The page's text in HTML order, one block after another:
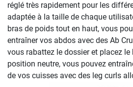
réglé très rapidement pour les
adaptée à la taille de chaque
bras de poids tout en haut, vous
entraîner vos abdos avec des Ab
vous rabattez le dossier et placez le
position neutre, vous pouvez
de vos cuisses avec des leg curls